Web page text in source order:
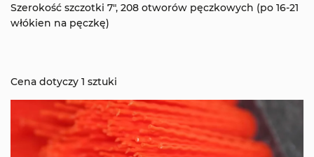
Szerokość szczotki 7", 208 otworów pęczkowych (po 16-21
włókien na pęczkę)
Cena dotyczy 1 sztuki